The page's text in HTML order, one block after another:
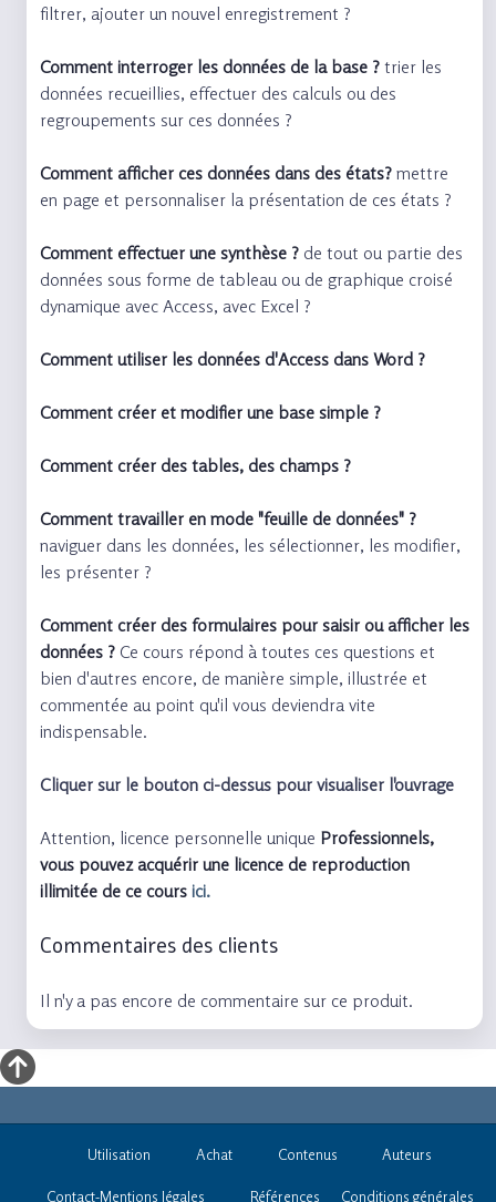
filtrer, ajouter un nouvel enregistrement ?
Comment interroger les données de la base ? trier les
données recueillies, effectuer des calculs ou des
regroupements sur ces données ?
Comment afficher ces données dans des états? mettre
en page et personnaliser la présentation de ces états ?
Comment effectuer une synthèse ? de tout ou partie des
données sous forme de tableau ou de graphique croisé
dynamique avec Access, avec Excel ?
Comment utiliser les données d'Access dans Word ?
Comment créer et modifier une base simple ?
Comment créer des tables, des champs ?
Comment travailler en mode "feuille de données" ?
naviguer dans les données, les sélectionner, les modifier,
les présenter ?
Comment créer des formulaires pour saisir ou afficher les
données ? Ce cours répond à toutes ces questions et
bien d'autres encore, de manière simple, illustrée et
commentée au point qu'il vous deviendra vite
indispensable.
Cliquer sur le bouton ci-dessus pour visualiser l'ouvrage
Attention, licence personnelle unique Professionnels,
vous pouvez acquérir une licence de reproduction
illimitée de ce cours ici.
Commentaires des clients
Il n'y a pas encore de commentaire sur ce produit.
Utilisation Achat Contenus Auteurs
Contact-Mentions légales Références Conditions générales